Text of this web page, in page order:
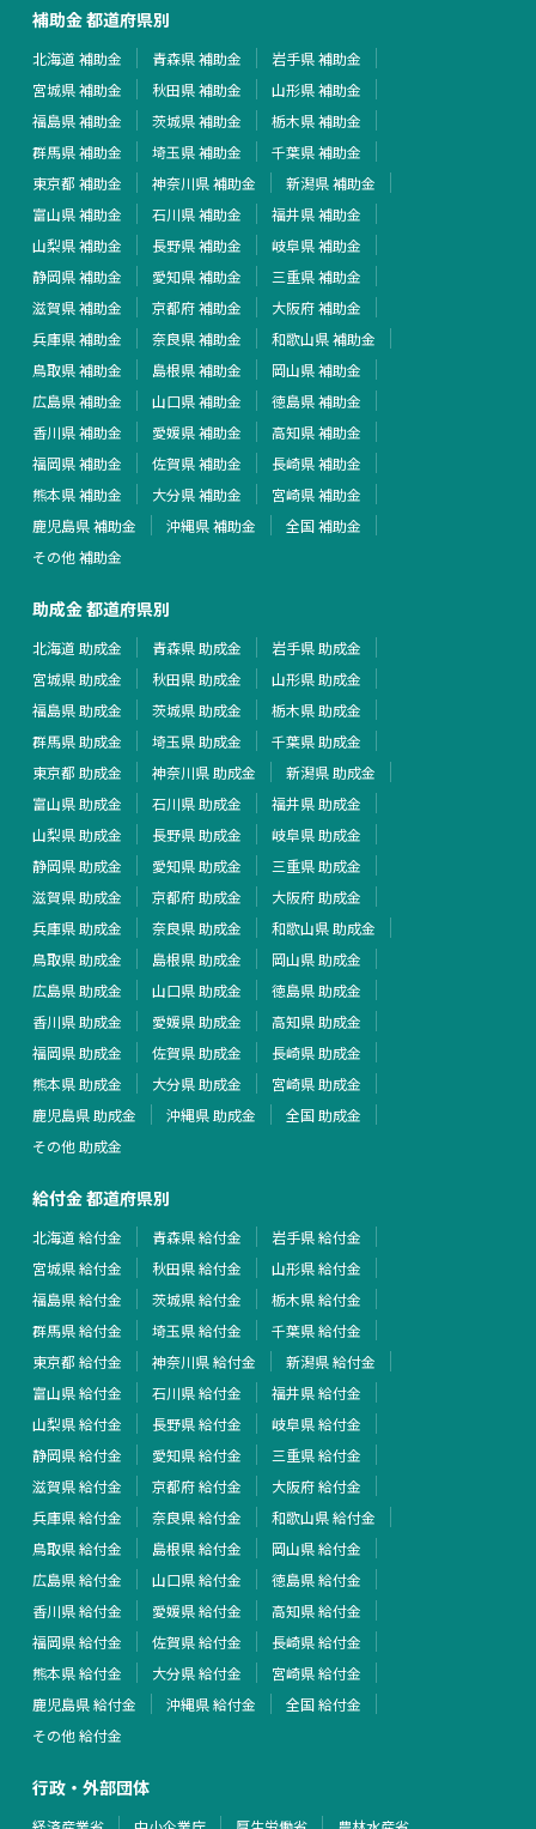
補助金 都道府県別
北海道 補助金 青森県 補助金
岩手県 補助金
宮城県 補助金
秋田県 補助金
山形県 補助金
福島県 補助金
茨城県 補助金
栃木県 補助金
群馬県 補助金
埼玉県 補助金
千葉県 補助金
東京都 補助金
神奈川県 補助金
新潟県 補助金
富山県 補助金
石川県 補助金
福井県 補助金
山梨県 補助金
長野県 補助金
岐阜県 補助金
静岡県 補助金
愛知県 補助金
三重県 補助金
滋賀県 補助金
京都府 補助金
大阪府 補助金
兵庫県 補助金
奈良県 補助金
和歌山県 補助金
鳥取県 補助金
島根県 補助金
岡山県 補助金
広島県 補助金
山口県 補助金
徳島県 補助金
香川県 補助金
愛媛県 補助金
高知県 補助金
福岡県 補助金
佐賀県 補助金
長崎県 補助金
熊本県 補助金
大分県 補助金
宮崎県 補助金
鹿児島県 補助金
沖縄県 補助金
全国 補助金
その他 補助金
助成金 都道府県別
北海道 助成金 青森県 助成金
岩手県 助成金
宮城県 助成金
秋田県 助成金
山形県 助成金
福島県 助成金
茨城県 助成金
栃木県 助成金
群馬県 助成金
埼玉県 助成金
千葉県 助成金
東京都 助成金
神奈川県 助成金
新潟県 助成金
富山県 助成金
石川県 助成金
福井県 助成金
山梨県 助成金
長野県 助成金
岐阜県 助成金
静岡県 助成金
愛知県 助成金
三重県 助成金
滋賀県 助成金
京都府 助成金
大阪府 助成金
兵庫県 助成金
奈良県 助成金
和歌山県 助成金
鳥取県 助成金
島根県 助成金
岡山県 助成金
広島県 助成金
山口県 助成金
徳島県 助成金
香川県 助成金
愛媛県 助成金
高知県 助成金
福岡県 助成金
佐賀県 助成金
長崎県 助成金
熊本県 助成金
大分県 助成金
宮崎県 助成金
鹿児島県 助成金
沖縄県 助成金
全国 助成金
その他 助成金
給付金 都道府県別
北海道 給付金 青森県 給付金
岩手県 給付金
宮城県 給付金
秋田県 給付金
山形県 給付金
福島県 給付金
茨城県 給付金
栃木県 給付金
群馬県 給付金
埼玉県 給付金
千葉県 給付金
東京都 給付金
神奈川県 給付金
新潟県 給付金
富山県 給付金
石川県 給付金
福井県 給付金
山梨県 給付金
長野県 給付金
岐阜県 給付金
静岡県 給付金
愛知県 給付金
三重県 給付金
滋賀県 給付金
京都府 給付金
大阪府 給付金
兵庫県 給付金
奈良県 給付金
和歌山県 給付金
鳥取県 給付金
島根県 給付金
岡山県 給付金
広島県 給付金
山口県 給付金
徳島県 給付金
香川県 給付金
愛媛県 給付金
高知県 給付金
福岡県 給付金
佐賀県 給付金
長崎県 給付金
熊本県 給付金
大分県 給付金
宮崎県 給付金
鹿児島県 給付金
沖縄県 給付金
全国 給付金
その他 給付金
行政・外部団体